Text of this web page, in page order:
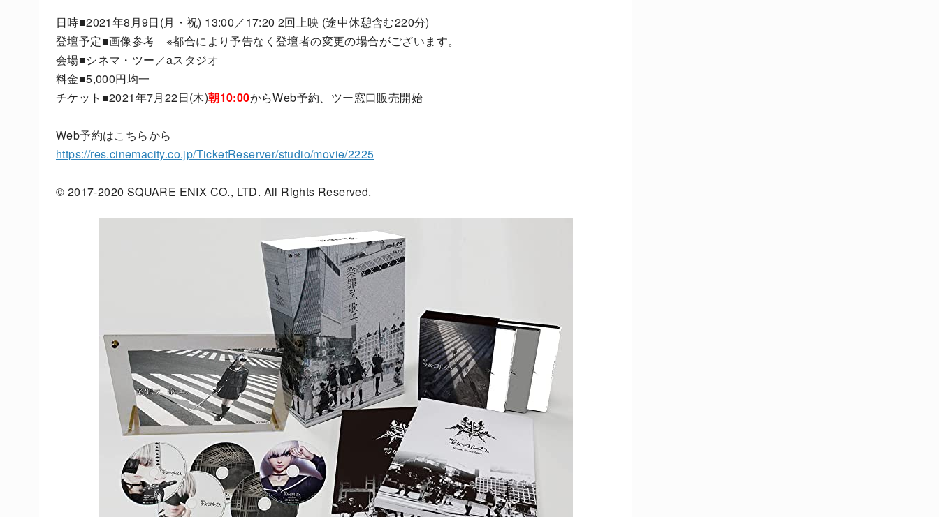
日時■2021年8月9日(月・祝) 13:00／17:20 2回上映 (途中休憩含む220分)
登壇予定■画像参考 ※都合により予告なく登壇者の変更の場合がございます。
会場■シネマ・ツー／aスタジオ
料金■5,000円均一
チケット■2021年7月22日(木)朝10:00からWeb予約、ツー窓口販売開始
Web予約はこちらから
https://res.cinemacity.co.jp/TicketReserver/studio/movie/2225
© 2017-2020 SQUARE ENIX CO., LTD. All Rights Reserved.